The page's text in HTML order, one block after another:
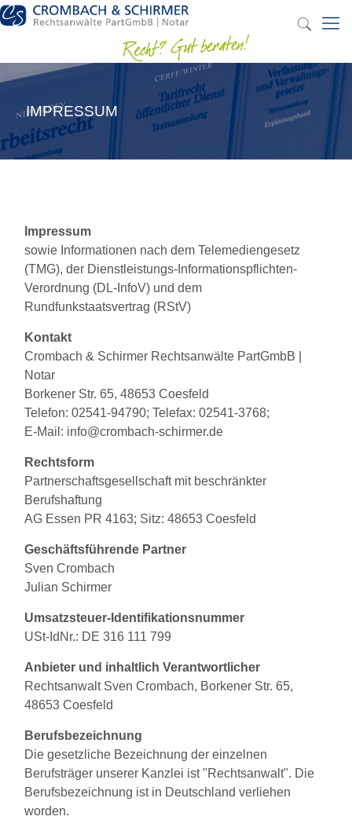
IMPRESSUM
Impressum
sowie Informationen nach dem Telemediengesetz
(TMG), der Dienstleistungs-Informationspflichten-
Verordnung (DL-InfoV) und dem
Rundfunkstaatsvertrag (RStV)
Kontakt
Crombach & Schirmer Rechtsanwälte PartGmbB |
Notar
Borkener Str. 65, 48653 Coesfeld
Telefon: 02541-94790; Telefax: 02541-3768;
E-Mail: info@crombach-schirmer.de
Rechtsform
Partnerschaftsgesellschaft mit beschränkter
Berufshaftung
AG Essen PR 4163; Sitz: 48653 Coesfeld
Geschäftsführende Partner
Sven Crombach
Julian Schirmer
Umsatzsteuer-Identifikationsnummer
USt-IdNr.: DE 316 111 799
Anbieter und inhaltlich Verantwortlicher
Rechtsanwalt Sven Crombach, Borkener Str. 65,
48653 Coesfeld
Berufsbezeichnung
Die gesetzliche Bezeichnung der einzelnen
Berufsträger unserer Kanzlei ist "Rechtsanwalt". Die
Berufsbezeichnung ist in Deutschland verliehen
worden.